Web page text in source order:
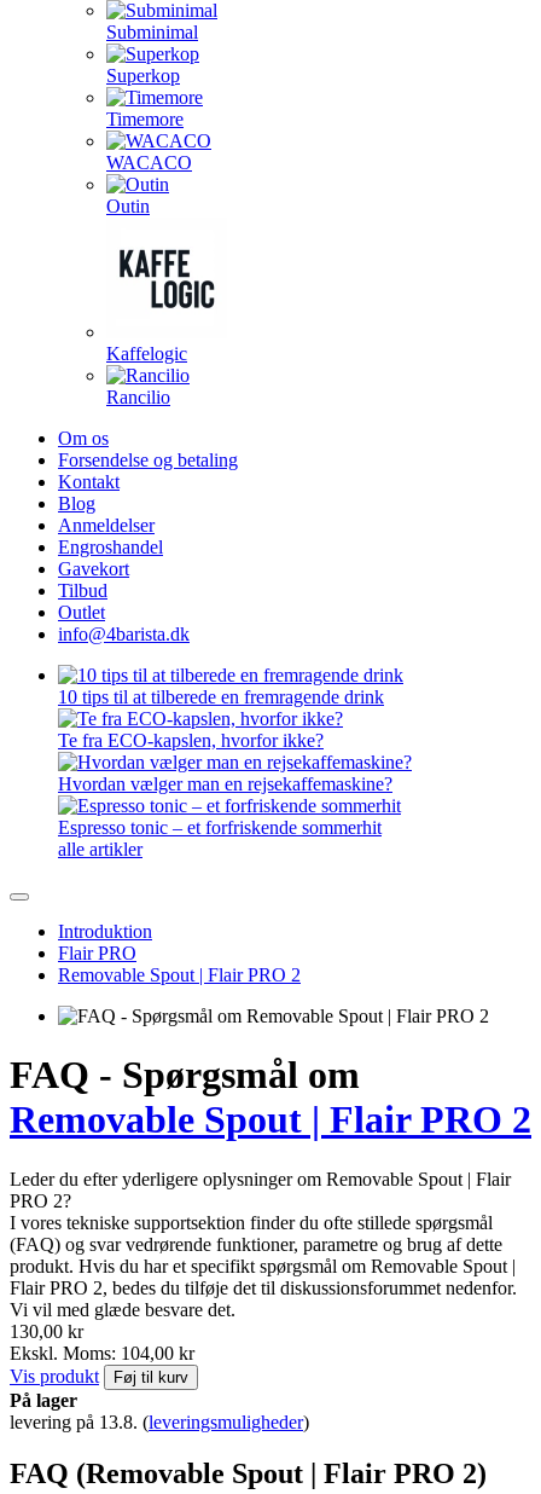
Subminimal
Superkop
Timemore
WACACO
Outin
Kaffelogic
Rancilio
Om os
Forsendelse og betaling
Kontakt
Blog
Anmeldelser
Engroshandel
Gavekort
Tilbud
Outlet
info@4barista.dk
10 tips til at tilberede en fremragende drink
Te fra ECO-kapslen, hvorfor ikke?
Hvordan vælger man en rejsekaffemaskine?
Espresso tonic – et forfriskende sommerhit
alle artikler
Introduktion
Flair PRO
Removable Spout | Flair PRO 2
FAQ - Spørgsmål om
Removable Spout | Flair PRO 2
Leder du efter yderligere oplysninger om Removable Spout | Flair
PRO 2?
I vores tekniske supportsektion finder du ofte stillede spørgsmål
(FAQ) og svar vedrørende funktioner, parametre og brug af dette
produkt. Hvis du har et specifikt spørgsmål om Removable Spout |
Flair PRO 2, bedes du tilføje det til diskussionsforummet nedenfor.
Vi vil med glæde besvare det.
130,00 kr
Ekskl. Moms: 104,00 kr
Vis produkt
Føj til kurv
På lager
levering på 13.8. (leveringsmuligheder)
FAQ (Removable Spout | Flair PRO 2)